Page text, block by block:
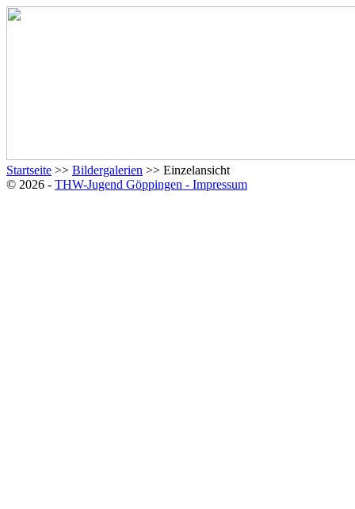
Startseite >> Bildergalerien >> Einzelansicht
© 2026 - THW-Jugend Göppingen - Impressum